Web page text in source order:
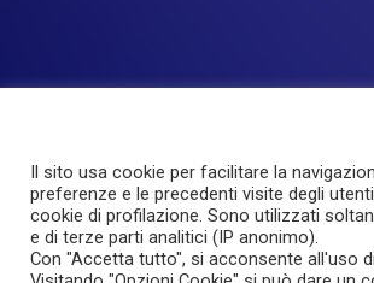
Le Aree I Prodotti Experience
Investor Relations
About Piteco
Il sito usa cookie per facilitare la
preferenze e le precedenti visite degli
cookie di profilazione. Sono utilizzati
e di terze parti analitici (IP anonimo).
Con "Accetta tutto", si acconsente all'uso